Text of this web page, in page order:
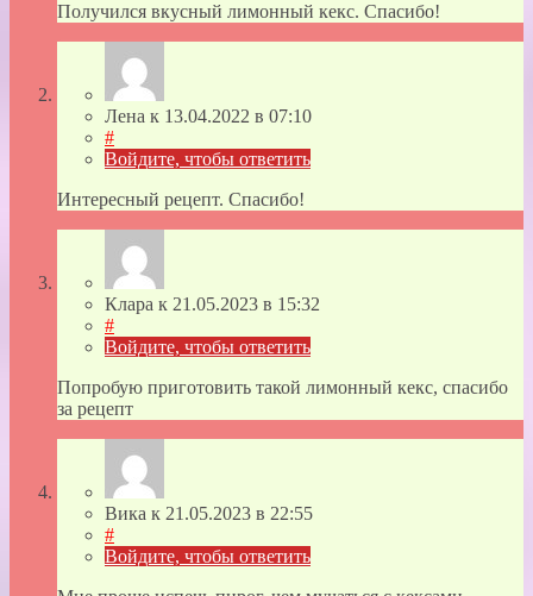
Получился вкусный лимонный кекс. Спасибо!
Лена к 13.04.2022 в 07:10
#
Войдите, чтобы ответить
Интересный рецепт. Спасибо!
Клара к 21.05.2023 в 15:32
#
Войдите, чтобы ответить
Попробую приготовить такой лимонный кекс, спасибо
за рецепт
Вика к 21.05.2023 в 22:55
#
Войдите, чтобы ответить